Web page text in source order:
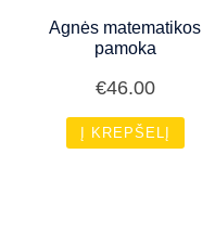
Agnės matematikos
pamoka
€46.00
Į KREPŠELĮ